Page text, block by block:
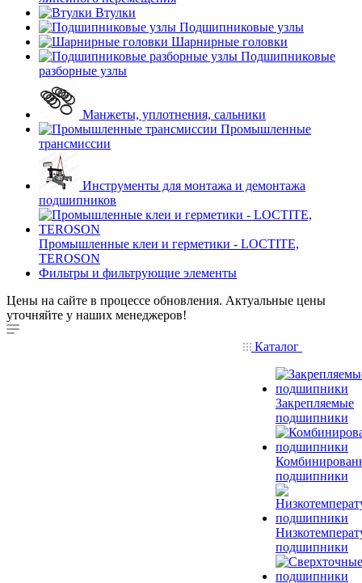
Втулки
Подшипниковые узлы
Шарнирные головки
Подшипниковые
разборные узлы
Манжеты, уплотнения, сальники
Промышленные
трансмиссии
Инструменты для монтажа и демонтажа
подшипников
Промышленные клеи и герметики - LOCTITE,
TEROSON
Фильтры и фильтрующие элементы
Цены на сайте в процессе обновления. Актуальные цены
уточняйте у наших менеджеров!
Каталог
Закрепляемые
подшипники
подшипники
подшипники